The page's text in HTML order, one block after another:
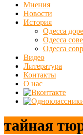
Мнения
Новости
История
Одесса
Одесса
Одесса
Видео
Литература
Контакты
О нас
тайная